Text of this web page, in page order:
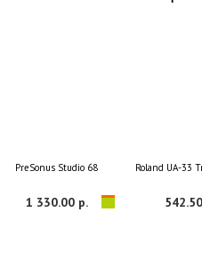
PreSonus Studio 68
1 330.00 р.
Roland UA-33